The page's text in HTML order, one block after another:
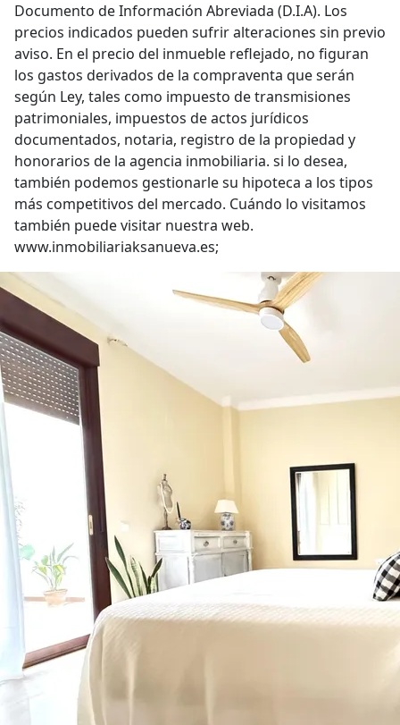
Documento de Información Abreviada (D.I.A). Los
precios indicados pueden sufrir alteraciones sin previo
aviso. En el precio del inmueble reflejado, no figuran
los gastos derivados de la compraventa que serán
según Ley, tales como impuesto de transmisiones
patrimoniales, impuestos de actos jurídicos
documentados, notaria, registro de la propiedad y
honorarios de la agencia inmobiliaria. si lo desea,
también podemos gestionarle su hipoteca a los tipos
más competitivos del mercado. Cuándo lo visitamos
también puede visitar nuestra web.
www.inmobiliariaksanueva.es;